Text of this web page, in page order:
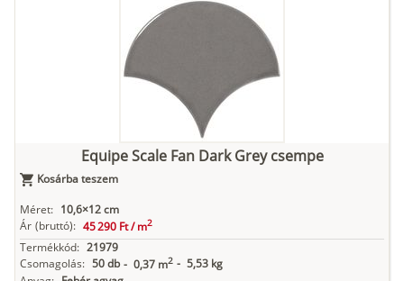
Equipe Scale Fan Dark Grey csempe
Kosárba teszem
Méret: 10,6×12 cm
Ár (bruttó): 45 290 Ft /m2
Termékkód: 21979
Csomagolás: 50 db - 0,37 m2 - 5,53 kg